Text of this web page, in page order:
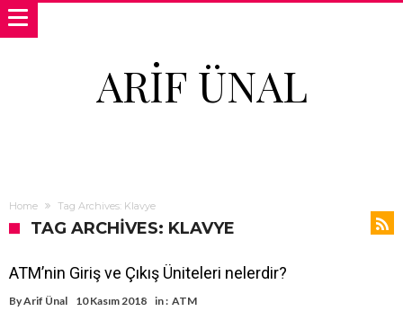
ARIF ÜNAL
Home Tag Archives: Klavye
TAG ARCHIVES: KLAVYE
ATM’nin Giriş ve Çıkış Üniteleri nelerdir?
ByArif Ünal 10 Kasım 2018 in : ATM